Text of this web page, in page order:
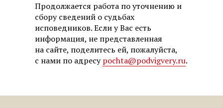
Продолжается работа по уточнению и
сбору сведений о судьбах
исповедников. Если у Вас есть
информация, не представленная
на сайте, поделитесь ей, пожалуйста,
с нами по адресуpochta@podvigvery.ru.